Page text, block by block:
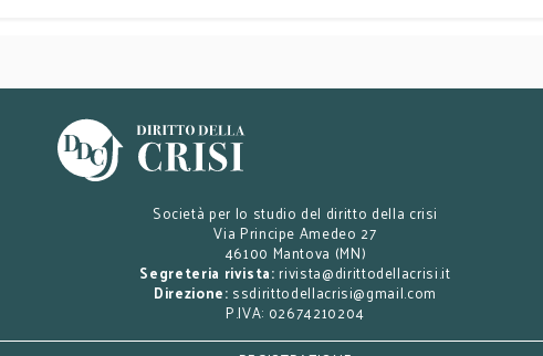
Società per lo studio del diritto della crisi
Via Principe Amedeo 27
46100 Mantova (MN)
Segreteria rivista: rivista@dirittodellacrisi.it
Direzione: ssdirittodellacrisi@gmail.com
P.IVA: 02674210204